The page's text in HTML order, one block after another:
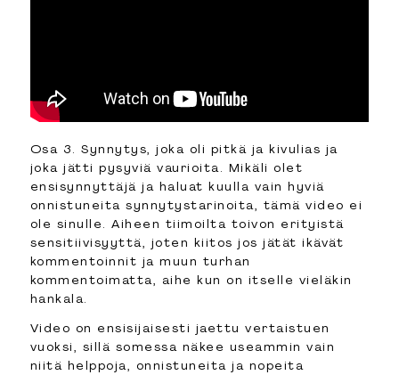
Osa 3. Synnytys, joka oli pitkä ja kivulias ja
joka jätti pysyviä vaurioita. Mikäli olet
ensisynnyttäjä ja haluat kuulla vain hyviä
onnistuneita synnytystarinoita, tämä video ei
ole sinulle. Aiheen tiimoilta toivon erityistä
sensitiivisyyttä, joten kiitos jos jätät ikävät
kommentoinnit ja muun turhan
kommentoimatta, aihe kun on itselle vieläkin
hankala.
Video on ensisijaisesti jaettu vertaistuen
vuoksi, sillä somessa näkee useammin vain
niitä helppoja, onnistuneita ja nopeita